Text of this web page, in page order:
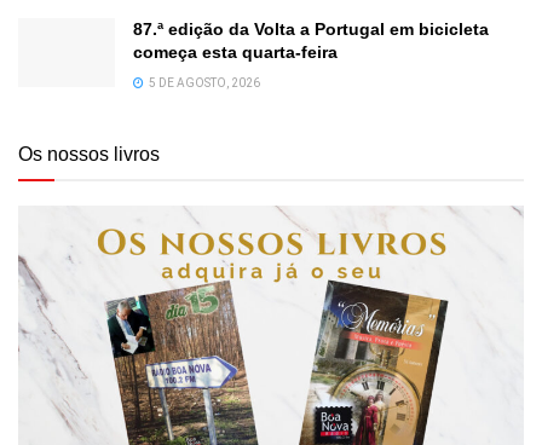
87.ª edição da Volta a Portugal em bicicleta
começa esta quarta-feira
5 DE AGOSTO, 2026
Os nossos livros